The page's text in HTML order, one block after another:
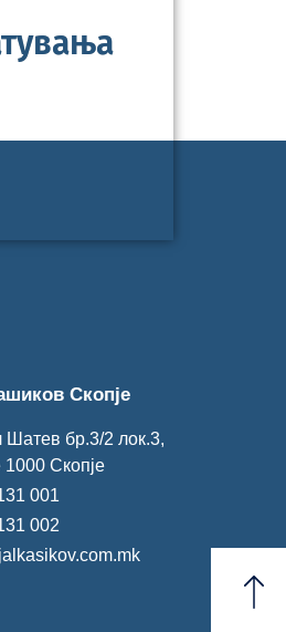
Скопје
Шатев бр.3/2 лок.3,
1000 Скопје
001
002